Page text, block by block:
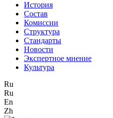
История
Состав
Комиссии
Структура
Стандарты
Новости
Экспертное мнение
Культура
Ru
Ru
En
Zh